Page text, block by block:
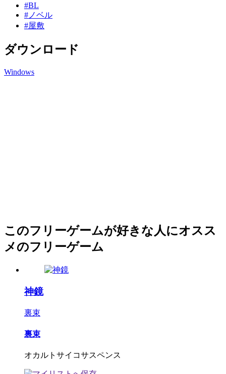
#BL
#ノベル
#屋敷
ダウンロード
Windows
このフリーゲームが好きな人にオスス
メのフリーゲーム
神鏡
裏束
裏束
オカルトサイコサスペンス